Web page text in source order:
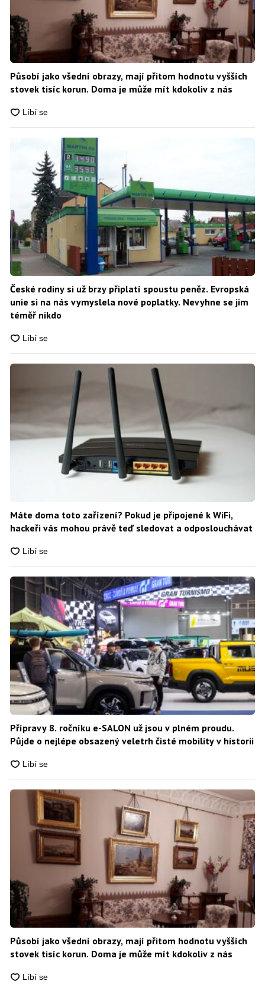
Působí jako všední obrazy, mají přitom hodnotu vyšších
stovek tisíc korun. Doma je může mít kdokoliv z nás
České rodiny si už brzy připlatí spoustu peněz. Evropská
unie si na nás vymyslela nové poplatky. Nevyhne se jim
téměř nikdo
Máte doma toto zařízení? Pokud je připojené k WiFi,
hackeři vás mohou právě teď sledovat a odposlouchávat
Přípravy 8. ročníku e-SALON už jsou v plném proudu.
Půjde o nejlépe obsazený veletrh čisté mobility v historii
Působí jako všední obrazy, mají přitom hodnotu vyšších
stovek tisíc korun. Doma je může mít kdokoliv z nás